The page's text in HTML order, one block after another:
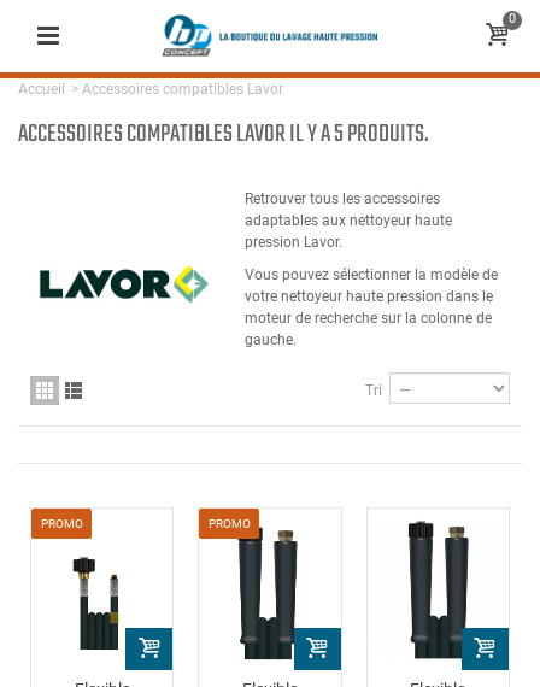
0
Accueil > Accessoires compatibles Lavor
ACCESSOIRES COMPATIBLES LAVORIL Y A 5 PRODUITS.
Retrouver tous les accessoires
adaptables aux nettoyeur haute
pression Lavor.
Vous pouvez sélectionner la modèle de
votre nettoyeur haute pression dans le
moteur de recherche sur la colonne de
gauche.
Tri
PROMO PROMO